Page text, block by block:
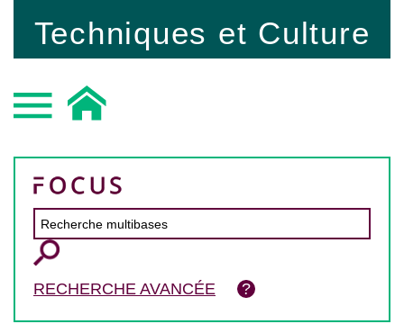
Techniques et Culture
RECHERCHE AVANCÉE